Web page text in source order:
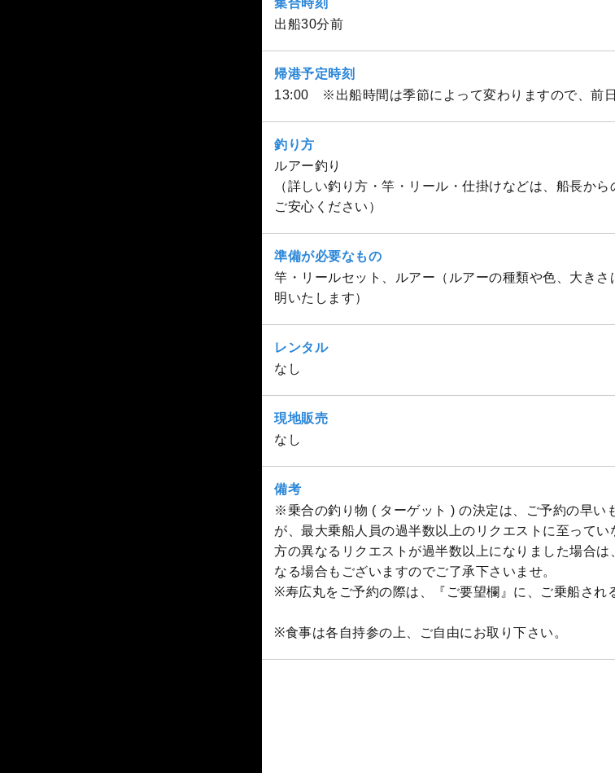
集合時刻
出船30分前
帰港予定時刻
13:00 ※出船時間は季節によって変わりますので、前日
釣り方
ルアー釣り
（詳しい釣り方・竿・リール・仕掛けなどは、船長か
ご安心ください）
準備が必要なもの
竿・リールセット、ルアー（ルアーの種類や色、大き
明いたします）
レンタル
なし
現地販売
なし
備考
※乗合の釣り物 ( ターゲット ) の決定は、ご予約の早い
が、最大乗船人員の過半数以上のリクエストに至って
方の異なるリクエストが過半数以上になりました場合
なる場合もございますのでご了承下さいませ。
※寿広丸をご予約の際は、『ご要望欄』に、ご乗船され
※食事は各自持参の上、ご自由にお取り下さい。